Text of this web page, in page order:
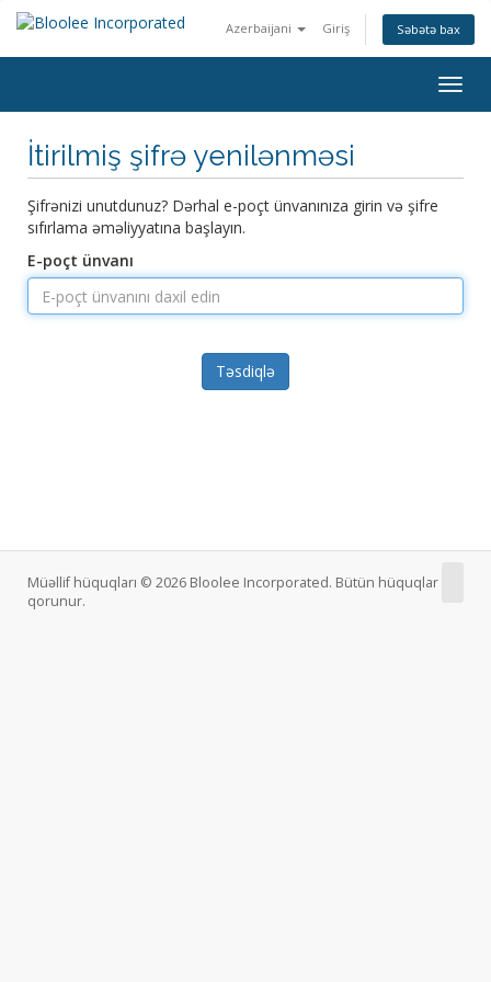
Azerbaijani Giriş Səbətə bax
keçid
İtirilmiş şifrə yenilənməsi
Şifrənizi unutdunuz? Dərhal e-poçt ünvanınıza girin və şifre
sıfırlama əməliyyatına başlayın.
E-poçt ünvanı
Təsdiqlə
Müəllif hüquqları © 2026 Bloolee Incorporated. Bütün hüquqlar
qorunur.